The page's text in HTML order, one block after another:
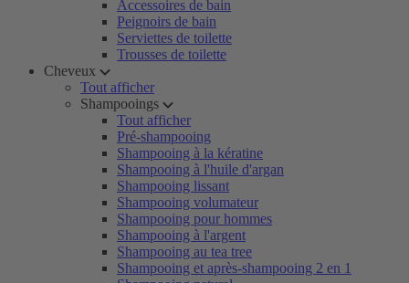
Accessoires de bain
Peignoirs de bain
Serviettes de toilette
Trousses de toilette
Cheveux
Tout afficher
Shampooings
Tout afficher
Pré-shampooing
Shampooing à la kératine
Shampooing à l'huile d'argan
Shampooing lissant
Shampooing volumateur
Shampooing pour hommes
Shampooing à l'argent
Shampooing au tea tree
Shampooing et après-shampooing 2 en 1